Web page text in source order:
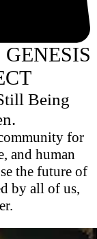
Being
for
and human
the future of
by all of us,